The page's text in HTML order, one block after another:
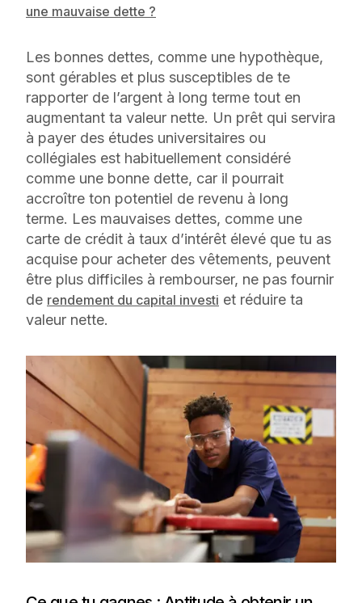
une mauvaise dette ?
Les bonnes dettes, comme une hypothèque,
sont gérables et plus susceptibles de te
rapporter de l’argent à long terme tout en
augmentant ta valeur nette. Un prêt qui servira
à payer des études universitaires ou
collégiales est habituellement considéré
comme une bonne dette, car il pourrait
accroître ton potentiel de revenu à long
terme. Les mauvaises dettes, comme une
carte de crédit à taux d’intérêt élevé que tu as
acquise pour acheter des vêtements, peuvent
être plus difficiles à rembourser, ne pas fournir
de rendement du capital investi et réduire ta
valeur nette.